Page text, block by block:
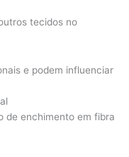
tecidos no
e podem influenciar
de enchimento em fibra